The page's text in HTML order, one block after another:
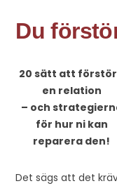
Du
20 sätt att
en relation
– och
för hur ni kan
reparera den!
Det sägs att det